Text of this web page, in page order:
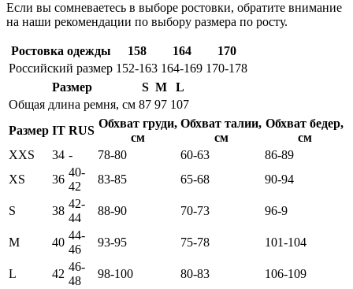
Если вы сомневаетесь в выборе ростовки, обратите внимание
на наши рекомендации по выбору размера по росту.
Ростовка одежды 158 164
170
Российский размер 152-163 164-169 170-178
Размер
S M
L
Общая длина ремня, см 87 97 107
Размер IT RUS
Обхват груди,
см
Обхват талии,
см
Обхват бедер,
см
XXS
34 - 78-80 60-63
86-89
XS
36
40-
42
83-85 65-68 90-94
S 38
42-
44
88-90 70-73 96-9
M 40
44-
46
93-95 75-78 101-104
L 42
46-
48
98-100 80-83 106-109